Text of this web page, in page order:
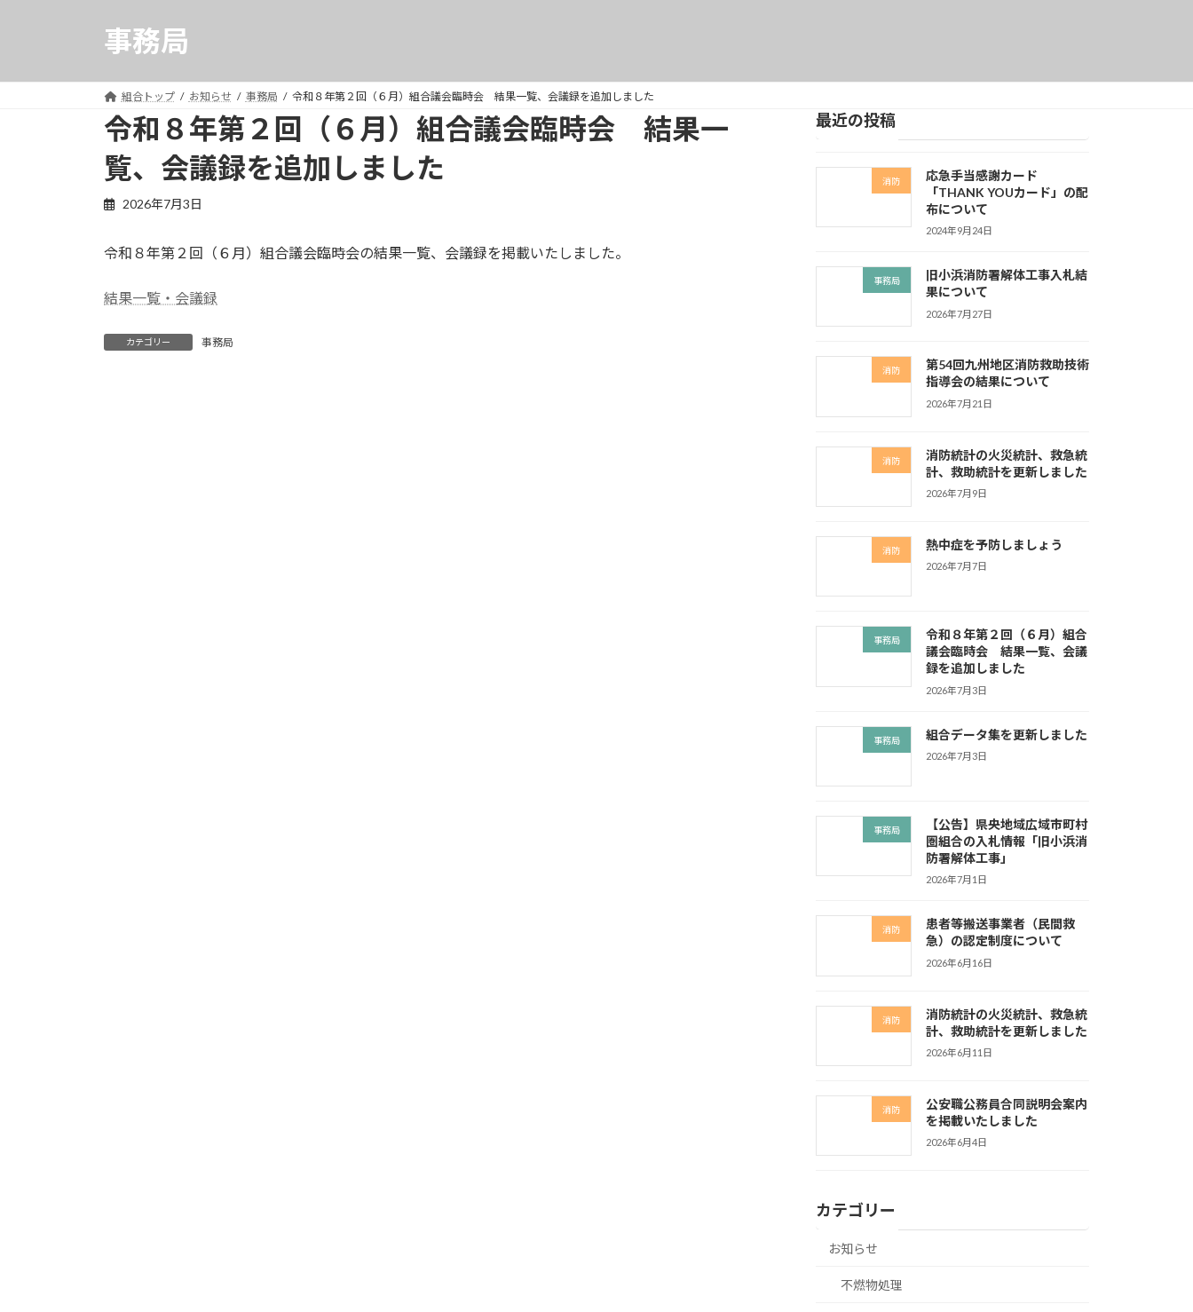
事務局
組合トップ お知らせ 事務局 令和８年第２回（６月）組合議会臨時会 結果一覧、会議録を追加しました
令和８年第２回（６月）組合議会臨時会 結果一
覧、会議録を追加しました
2026年7月3日
令和８年第２回（６月）組合議会臨時会の結果一覧、会議録を掲載いたしました。
結果一覧・会議録
カテゴリー 事務局
最近の投稿
消防
応急手当感謝カード
「THANK YOUカード」の配
布について
2024年9月24日
事務局
旧小浜消防署解体工事入札結
果について
2026年7月27日
消防
第54回九州地区消防救助技術
指導会の結果について
2026年7月21日
消防
消防統計の火災統計、救急統
計、救助統計を更新しました
2026年7月9日
消防 熱中症を予防しましょう
2026年7月7日
事務局
令和８年第２回（６月）組合
議会臨時会 結果一覧、会議
録を追加しました
2026年7月3日
事務局 組合データ集を更新しました
2026年7月3日
事務局
【公告】県央地域広域市町村
圏組合の入札情報「旧小浜消
防署解体工事」
2026年7月1日
消防
患者等搬送事業者（民間救
急）の認定制度について
2026年6月16日
消防
消防統計の火災統計、救急統
計、救助統計を更新しました
2026年6月11日
消防
公安職公務員合同説明会案内
を掲載いたしました
2026年6月4日
カテゴリー
お知らせ
不燃物処理